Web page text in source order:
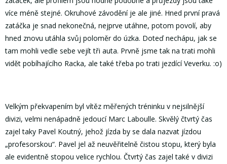
více méně stejné. Okruhové závodění je ale jiné. Hned první pravá
zatáčka je snad nekonečná, nejprve utáhne, potom povolí, aby
hned znovu utáhla svůj poloměr do úzka. Doteď nechápu, jak se
tam mohli vedle sebe vejít tři auta. Prvně jsme tak na trati mohli
vidět pobíhajícího Racka, ale také třeba po trati jezdící Veverku. :o)
Velkým překvapením byl vítěz měřených tréninku v nejsilnější
divizi, velmi nenápadně jedoucí Marc Laboulle. Skvělý čtvrtý čas
zajel taky Pavel Koutný, jehož jízda by se dala nazvat jízdou
„profesorskou“. Pavel jel až neuvěřitelně čistou stopu, který byla
ale evidentně stopou velice rychlou. Čtvrtý čas zajel také v divizi